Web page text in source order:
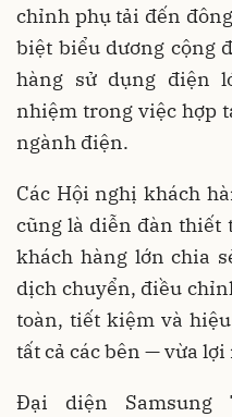
chỉnh phụ tải đến
biệt biểu dương cộng
hàng sử dụng điện
nhiệm trong việc hợp
ngành điện.
Các Hội nghị khách
cũng là diễn đàn thiết
khách hàng lớn chia
dịch chuyển, điều
toàn, tiết kiệm và
tất cả các bên — vừa
Đại diện Samsung